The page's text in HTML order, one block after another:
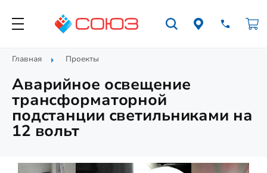
Главная Проекты
Аварийное освещение
трансформаторной
подстанции светильниками на
12 вольт